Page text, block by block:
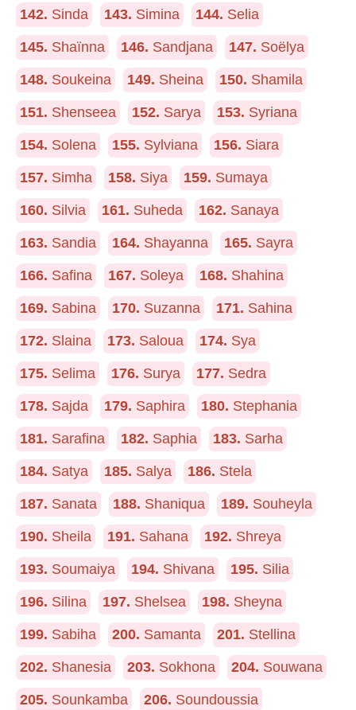
142. Sinda 143. Simina 144. Selia
145. Shaïnna 146. Sandjana 147. Soëlya
148. Soukeina 149. Sheina 150. Shamila
151. Shenseea 152. Sarya 153. Syriana
154. Solena 155. Sylviana 156. Siara
157. Simha 158. Siya 159. Sumaya
160. Silvia 161. Suheda 162. Sanaya
163. Sandia 164. Shayanna 165. Sayra
166. Safina 167. Soleya 168. Shahina
169. Sabina 170. Suzanna 171. Sahina
172. Slaina 173. Saloua 174. Sya
175. Selima 176. Surya 177. Sedra
178. Sajda 179. Saphira 180. Stephania
181. Sarafina 182. Saphia 183. Sarha
184. Satya 185. Salya 186. Stela
187. Sanata 188. Shaniqua 189. Souheyla
190. Sheila 191. Sahana 192. Shreya
193. Soumaiya 194. Shivana 195. Silia
196. Silina 197. Shelsea 198. Sheyna
199. Sabiha 200. Samanta 201. Stellina
202. Shanesia 203. Sokhona 204. Souwana
205. Sounkamba 206. Soundoussia